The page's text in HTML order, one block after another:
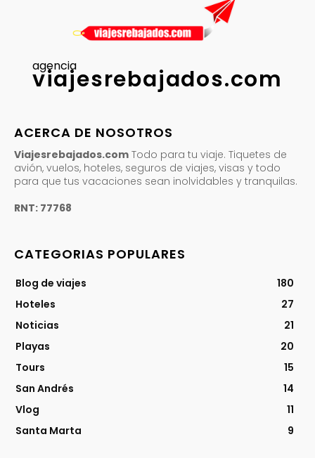
agencia
viajesrebajados.com
ACERCA DE NOSOTROS
Viajesrebajados.com Todo para tu viaje. Tiquetes de
avión, vuelos, hoteles, seguros de viajes, visas y todo
para que tus vacaciones sean inolvidables y tranquilas.
RNT: 77768
CATEGORIAS POPULARES
Blog de viajes
180
Hoteles
27
Noticias
21
Playas
20
Tours
15
San Andrés
14
Vlog
11
Santa Marta
9